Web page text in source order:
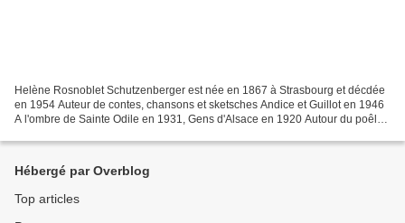
Helène Rosnoblet Schutzenberger est née en 1867 à Strasbourg et décdée
en 1954 Auteur de contes, chansons et sketsches Andice et Guillot en 1946
A l'ombre de Sainte Odile en 1931, Gens d'Alsace en 1920 Autour du poêle
Hébergé par Overblog
Top articles